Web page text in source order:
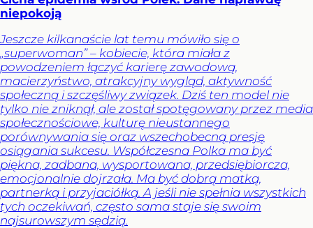
niepokoją
Jeszcze kilkanaście lat temu mówiło się o
„superwoman” – kobiecie, która miała z
powodzeniem łączyć karierę zawodową,
macierzyństwo, atrakcyjny wygląd, aktywność
społeczną i szczęśliwy związek. Dziś ten model nie
tylko nie zniknął, ale został spotęgowany przez media
społecznościowe, kulturę nieustannego
porównywania się oraz wszechobecną presję
osiągania sukcesu. Współczesna Polka ma być
piękna, zadbana, wysportowana, przedsiębiorcza,
emocjonalnie dojrzała. Ma być dobrą matką,
partnerką i przyjaciółką. A jeśli nie spełnia wszystkich
tych oczekiwań, często sama staje się swoim
najsurowszym sędzią.